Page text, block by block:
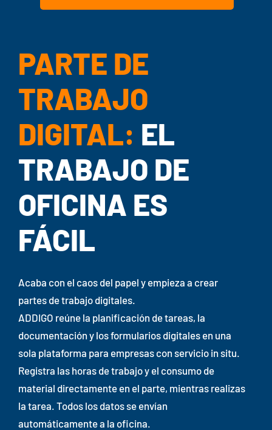
Iniciar sesión
PARTE DE
TRABAJO
DIGITAL: EL
TRABAJO DE
OFICINA ES
FÁCIL
Acaba con el caos del papel y empieza a crear
partes de trabajo digitales.
ADDIGO reúne la planificación de tareas, la
documentación y los formularios digitales en una
sola plataforma para empresas con servicio in situ.
Registra las horas de trabajo y el consumo de
material directamente en el parte, mientras realizas
la tarea. Todos los datos se envían
automáticamente a la oficina.